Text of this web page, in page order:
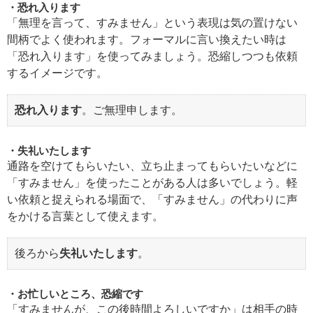
恐れ入ります
「無理を言って、すみません」という表現は気の置けない
間柄でよく使われます。フォーマルに言い換えたい時は
「恐れ入ります」を使ってみましょう。恐縮しつつも依頼
するイメージです。
恐れ入ります。ご無理申します。
失礼いたします
通路を空けてもらいたい、立ち止まってもらいたいなどに
「すみません」を使ったことがある人は多いでしょう。軽
い依頼と捉えられる場面で、「すみません」の代わりに声
をかける言葉として使えます。
後ろから失礼いたします。
お忙しいところ、恐縮です
「すみませんが、この後時間よろしいですか」は相手の時